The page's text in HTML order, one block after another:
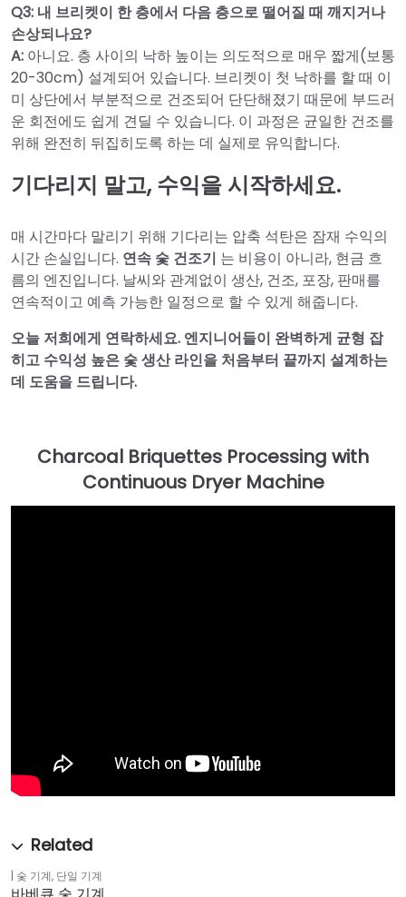
Q3: 내 브리켓이 한 층에서 다음 층으로 떨어질 때 깨지거나
손상되나요?
A: 아니요. 층 사이의 낙하 높이는 의도적으로 매우 짧게(보통
20-30cm) 설계되어 있습니다. 브리켓이 첫 낙하를 할 때 이
미 상단에서 부분적으로 건조되어 단단해졌기 때문에 부드러
운 회전에도 쉽게 견딜 수 있습니다. 이 과정은 균일한 건조를
위해 완전히 뒤집히도록 하는 데 실제로 유익합니다.
기다리지 말고, 수익을 시작하세요.
매 시간마다 말리기 위해 기다리는 압축 석탄은 잠재 수익의
시간 손실입니다. 연속 숯 건조기 는 비용이 아니라, 현금 흐
름의 엔진입니다. 날씨와 관계없이 생산, 건조, 포장, 판매를
연속적이고 예측 가능한 일정으로 할 수 있게 해줍니다.
오늘 저희에게 연락하세요. 엔지니어들이 완벽하게 균형 잡
히고 수익성 높은 숯 생산 라인을 처음부터 끝까지 설계하는
데 도움을 드립니다.
숯 기계, 단일 기계